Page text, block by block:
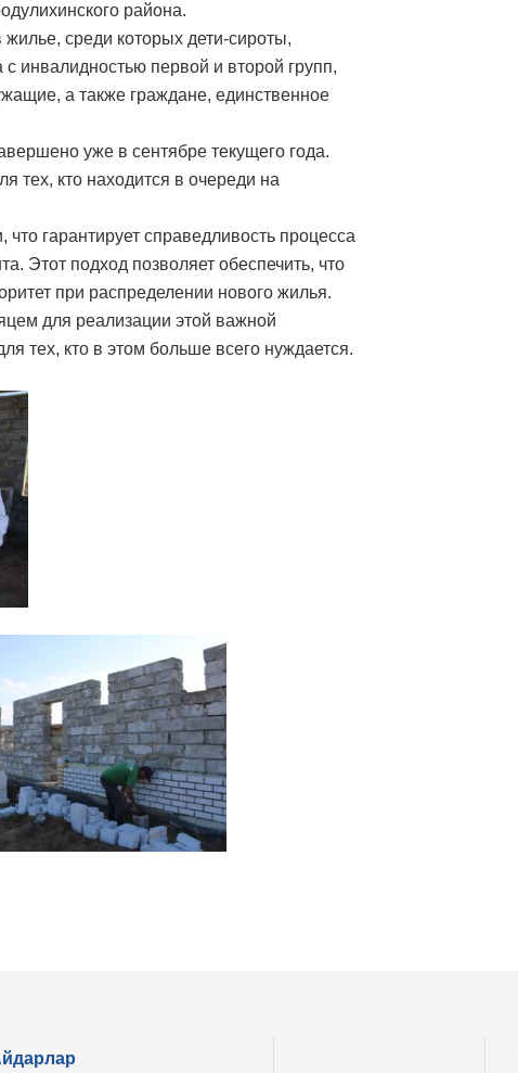
района.
среди которых дети-сироты,
инвалидностью первой и второй групп,
а также граждане, единственное
уже в сентябре текущего года.
тех, кто находится в очереди на
гарантирует справедливость процесса
Этот подход позволяет обеспечить, что
при распределении нового жилья.
для реализации этой важной
тех, кто в этом больше всего нуждается.